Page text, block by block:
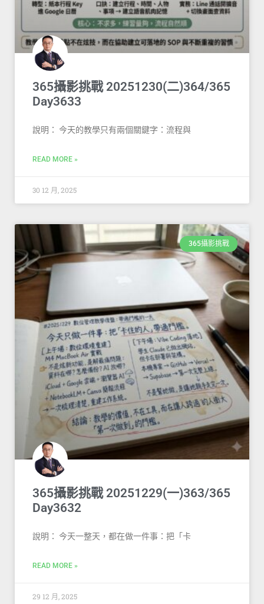
365攝影挑戰 20251230(二)364/365
Day3633
說明： 今天的教學只有兩個關鍵字：流程與
READ MORE »
30 12 月, 2025
365攝影挑戰
365攝影挑戰 20251229(一)363/365
Day3632
說明： 今天一整天，都在做一件事：把「卡
READ MORE »
29 12 月, 2025